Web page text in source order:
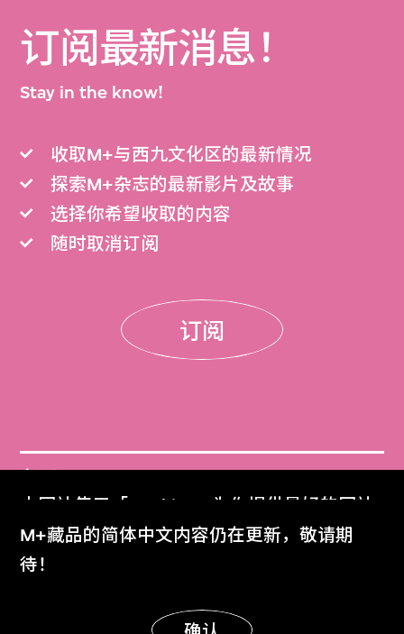
本网站使用「Cookies」为你提供最好的网站
体验。
了解更多
M+藏品的简体中文内容仍在更新，敬请期
待！
订阅最新消息！
Stay in the know!
收取M+与西九文化区的最新情况
探索M+杂志的最新影片及故事
选择你希望收取的内容
随时取消订阅
订阅
门票
Get Tickets